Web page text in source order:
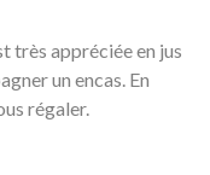
très appréciée en jus
un encas. En
régaler.